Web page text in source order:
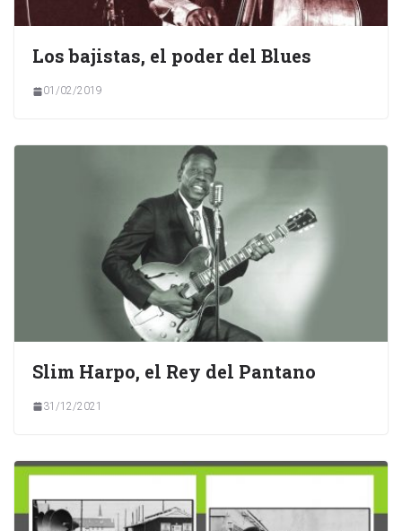
Los bajistas, el poder del Blues
01/02/2019
Slim Harpo, el Rey del Pantano
31/12/2021